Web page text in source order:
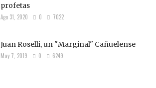
profetas
Ago 31, 2020 0 7022
Juan Roselli, un "Marginal" Cañuelense
May 7, 2019 0 6249